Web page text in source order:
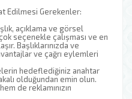
Edilmesi Gerekenler:
açıklama ve görsel
seçenekle çalışması ve en
Başlıklarınızda ve
ve çağrı eylemleri
hedeflediğiniz anahtar
olduğundan emin olun.
de reklamınızın